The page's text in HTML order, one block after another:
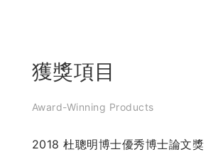
獲獎項目
Award-Winning Products
2018 杜聰明博士優秀博士論文獎